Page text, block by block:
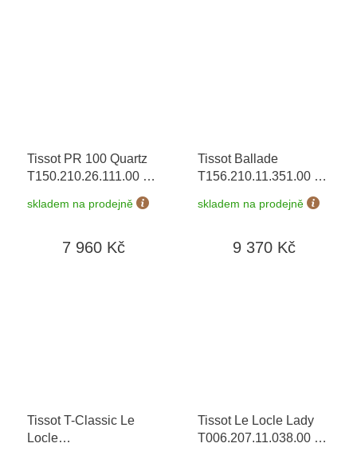
Tissot PR 100 Quartz
T150.210.26.111.00 +
prodloužená záruka 5
let + možnost výměny
výměnu baterie zdarma
skladem na prodejně
7 960 Kč
Tissot Ballade
T156.210.11.351.00 +
prodloužená záruka 5
let + možnost výměny
výměnu baterie zdarma
skladem na prodejně
9 370 Kč
Tissot T-Classic Le
Locle
Tissot Le Locle Lady
T006.207.11.038.00 +